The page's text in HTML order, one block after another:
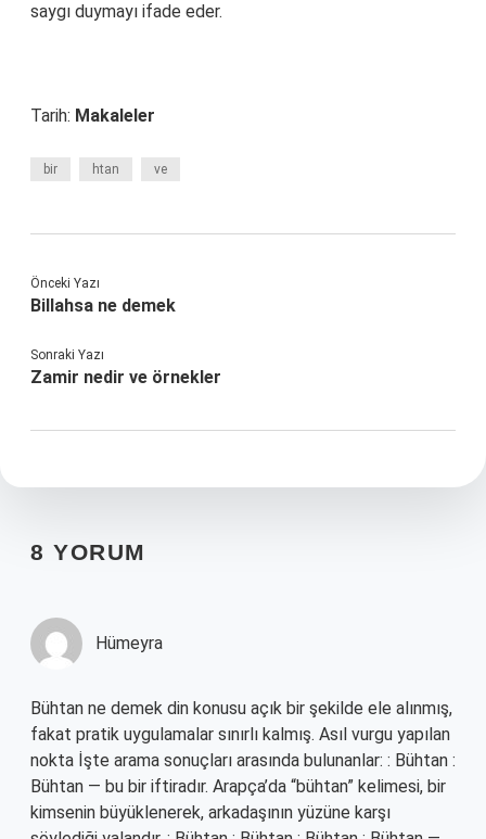
saygı duymayı ifade eder.
Tarih: Makaleler
bir htan ve
Önceki Yazı
Billahsa ne demek
Sonraki Yazı
Zamir nedir ve örnekler
8 YORUM
Hümeyra
Bühtan ne demek din konusu açık bir şekilde ele alınmış,
fakat pratik uygulamalar sınırlı kalmış. Asıl vurgu yapılan
nokta İşte arama sonuçları arasında bulunanlar: : Bühtan :
Bühtan — bu bir iftiradır. Arapça’da “bühtan” kelimesi, bir
kimsenin büyüklenerek, arkadaşının yüzüne karşı